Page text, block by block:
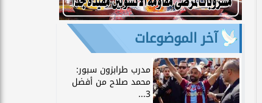
آخر الموضوعات
مدرب طرابزون سبور:
محمد صلاح من أفضل
3...